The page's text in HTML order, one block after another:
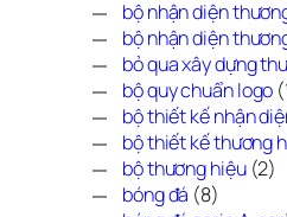
bộ nhận diện
bộ nhận diện
bỏ qua xây dựng
bộ quy chuẩn logo
bộ thiết kế nhận
bộ thiết kế thương
bộ thương hiệu(2)
bóng đá (8)